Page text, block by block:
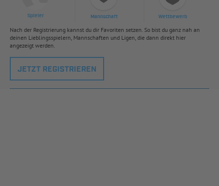
Spieler Mannschaft Wettbewerb
Nach der Registrierung kannst du dir Favoriten setzen. So bist du ganz nah an
deinen Lieblingsspielern, Mannschaften und Ligen, die dann direkt hier
angezeigt werden.
JETZT REGISTRIEREN